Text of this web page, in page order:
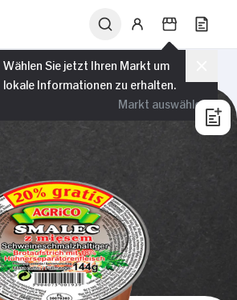
Wählen Sie jetzt Ihren Markt um
lokale Informationen zu erhalten.
Markt auswählen